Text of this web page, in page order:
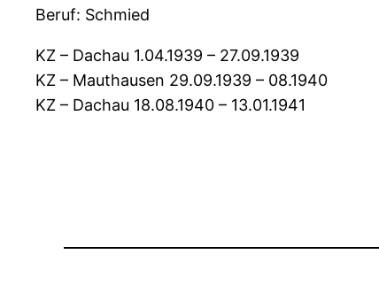
Beruf: Schmied
KZ – Dachau 1.04.1939 – 27.09.1939
KZ – Mauthausen 29.09.1939 – 08.1940
KZ – Dachau 18.08.1940 – 13.01.1941